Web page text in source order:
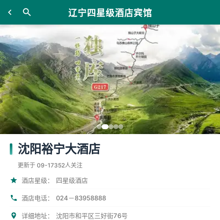
辽宁四星级酒店宾馆
沈阳裕宁大酒店
更新于 09-17352人关注
酒店星级： 四星级酒店
酒店电话： 024－83958888
详细地址： 沈阳市和平区三好街76号